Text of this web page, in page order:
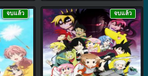
จบแล้ว จบแล้ว